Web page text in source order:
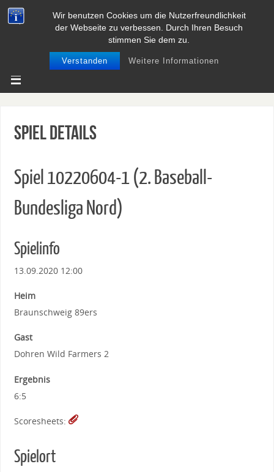
Wir benutzen Cookies um die Nutzerfreundlichkeit
der Webseite zu verbessen. Durch Ihren Besuch
stimmen Sie dem zu.
Verstanden Weitere Informationen
BASEBALL UND SOFTBALL IN
NIEDERSACHSEN
Spiel Details
Spiel 10220604-1 (2. Baseball-
Bundesliga Nord)
Spielinfo
13.09.2020 12:00
Heim
Braunschweig 89ers
Gast
Dohren Wild Farmers 2
Ergebnis
6:5
Scoresheets:
Spielort